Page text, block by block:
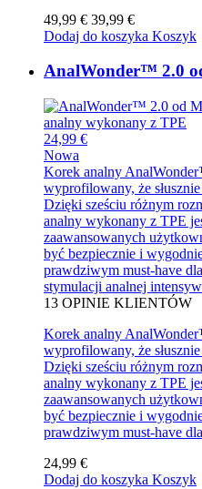
49,99 € 39,99 €
Dodaj do koszyka Koszyk
AnalWonder™ 2.0
24,99 €
Nowa
Korek analny
wyprofilowany, że
Dzięki sześciu różnym
analny wykonany z TPE
zaawansowanych
być bezpiecznie i
prawdziwym must-have
stymulacji analnej
13 OPINIE KLIENTÓW
Korek analny
wyprofilowany, że
Dzięki sześciu różnym
analny wykonany z TPE
zaawansowanych
być bezpiecznie i
prawdziwym must-have
24,99 €
Dodaj do koszyka Koszyk